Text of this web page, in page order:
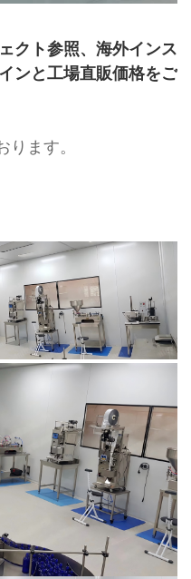
クト参照、海外インス
ンと工場直販価格をご
ます。